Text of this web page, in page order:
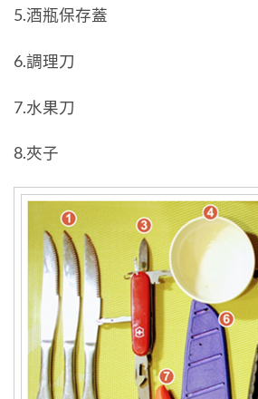
5.酒瓶保存蓋
6.調理刀
7.水果刀
8.夾子